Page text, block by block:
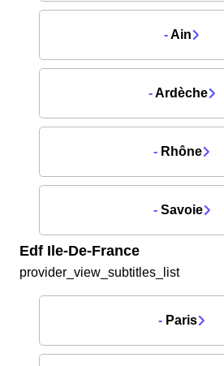
-Ain
-Ardèche
- Rhône
-Savoie
Edf Ile-De-France
provider_view_subtitles_list
- Paris